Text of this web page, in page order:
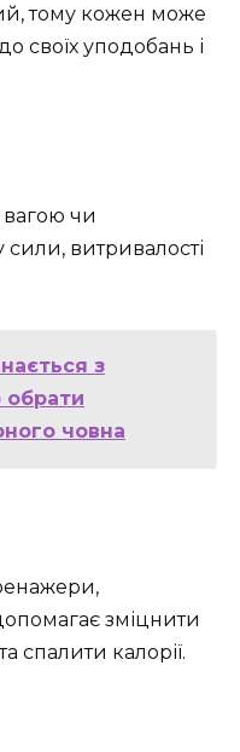
тому кожен може
своїх уподобань і
вагою чи
витривалості
з
обрати
човна
зміцнити
спалити калорії.